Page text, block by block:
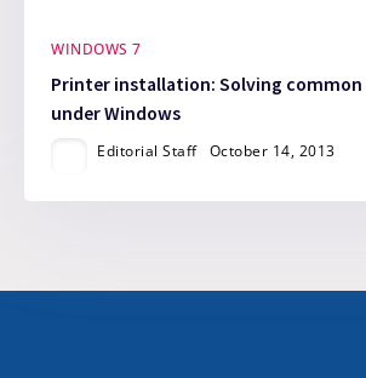
WINDOWS 7
Printer installation: Solving
under Windows
Editorial Staff October 14, 2013